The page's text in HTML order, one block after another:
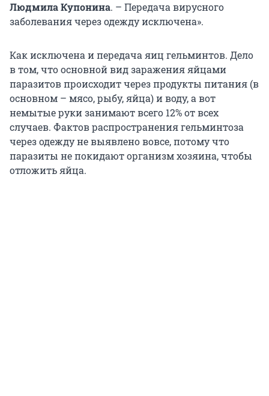
Людмила Купонина. – Передача вирусного
заболевания через одежду исключена».
Как исключена и передача яиц гельминтов. Дело
в том, что основной вид заражения яйцами
паразитов происходит через продукты питания (в
основном – мясо, рыбу, яйца) и воду, а вот
немытые руки занимают всего 12% от всех
случаев. Фактов распространения гельминтоза
через одежду не выявлено вовсе, потому что
паразиты не покидают организм хозяина, чтобы
отложить яйца.